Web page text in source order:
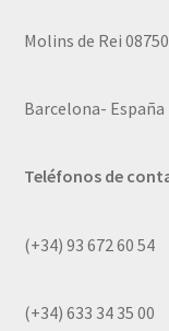
Molins de Rei 08750
Barcelona- España
Teléfonos de
(+34) 93 672 60 54
(+34) 633 34 35 00